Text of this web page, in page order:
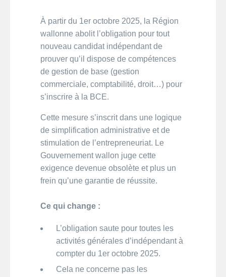
À partir du 1er octobre 2025, la Région
wallonne abolit l’obligation pour tout
nouveau candidat indépendant de
prouver qu’il dispose de compétences
de gestion de base (gestion
commerciale, comptabilité, droit…) pour
s’inscrire à la BCE.
Cette mesure s’inscrit dans une logique
de simplification administrative et de
stimulation de l’entrepreneuriat. Le
Gouvernement wallon juge cette
exigence devenue obsolète et plus un
frein qu’une garantie de réussite.
Ce qui change :
L’obligation saute pour toutes les
activités générales d’indépendant à
compter du 1er octobre 2025.
Cela ne concerne pas les